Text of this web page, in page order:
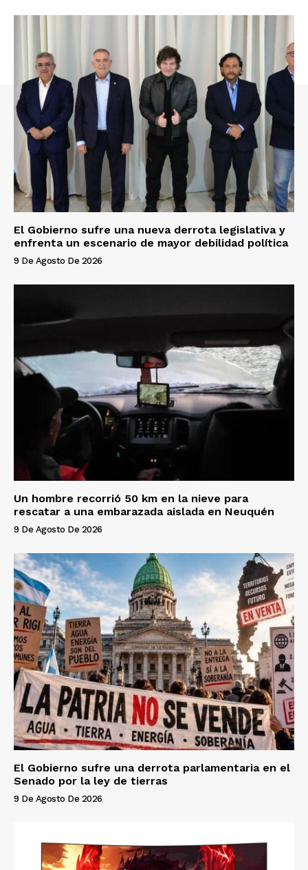
El Gobierno sufre una nueva derrota legislativa y
enfrenta un escenario de mayor debilidad política
9 De Agosto De 2026
Un hombre recorrió 50 km en la nieve para
rescatar a una embarazada aislada en Neuquén
9 De Agosto De 2026
El Gobierno sufre una derrota parlamentaria en el
Senado por la ley de tierras
9 De Agosto De 2026